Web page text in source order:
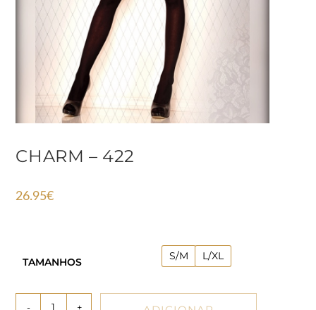
CHARM – 422
26.95€
TAMANHOS S/M L/XL
- +